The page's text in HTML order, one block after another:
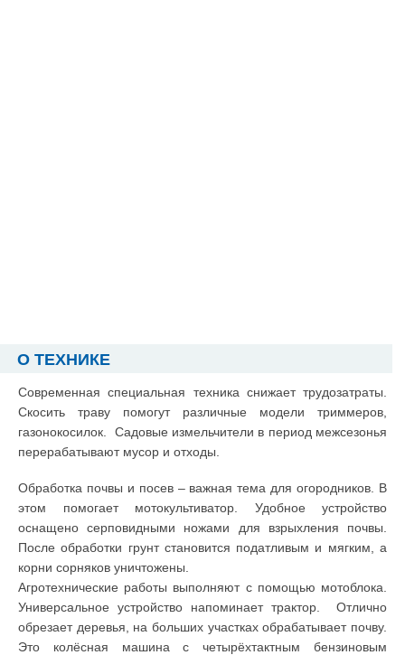
О ТЕХНИКЕ
Современная специальная техника снижает трудозатраты.
Скосить траву помогут различные модели триммеров,
газонокосилок. Садовые измельчители в период межсезонья
перерабатывают мусор и отходы.
Обработка почвы и посев – важная тема для огородников. В
этом помогает мотокультиватор. Удобное устройство
оснащено серповидными ножами для взрыхления почвы.
После обработки грунт становится податливым и мягким, а
корни сорняков уничтожены.
Агротехнические работы выполняют с помощью мотоблока.
Универсальное устройство напоминает трактор. Отлично
обрезает деревья, на больших участках обрабатывает почву.
Это колёсная машина с четырёхтактным бензиновым